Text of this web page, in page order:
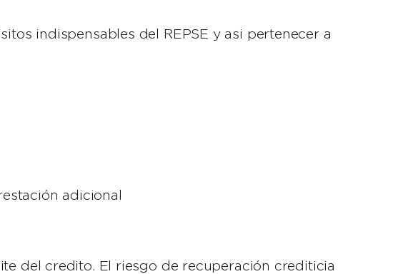
indispensables del REPSE y asi pertenecer a
adicional
del credito. El riesgo de recuperación crediticia